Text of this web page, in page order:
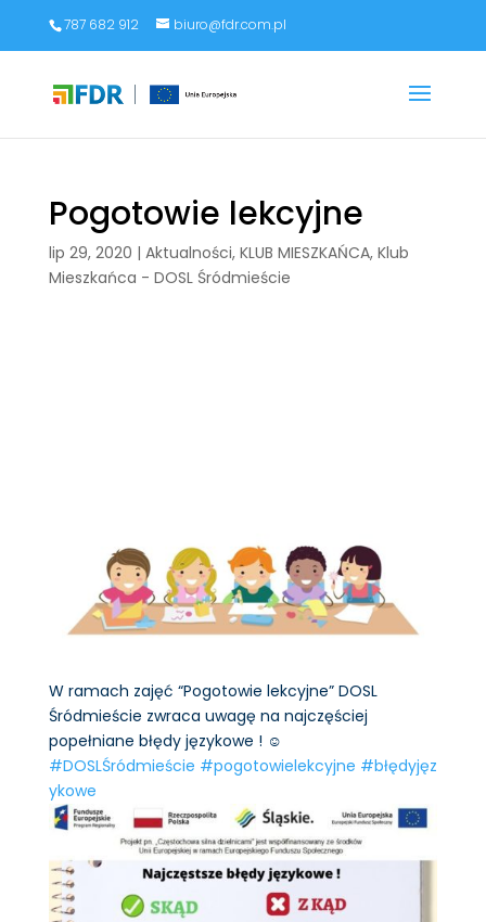
787 682 912 biuro@fdr.com.pl
Pogotowie lekcyjne
lip 29, 2020 | Aktualności, KLUB MIESZKAŃCA, Klub
Mieszkańca - DOSL Śródmieście
W ramach zajęć “Pogotowie lekcyjne” DOSL
Śródmieście zwraca uwagę na najczęściej
popełniane błędy językowe ! ☺️
#DOSLŚródmieście #pogotowielekcyjne #błędyjęz
ykowe